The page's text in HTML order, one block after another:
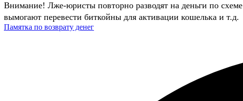
Внимание! Лже-юристы повторно разводят на деньги по
вымогают перевести биткойны для активации кошелька и т.д.
Памятка по возврату денег